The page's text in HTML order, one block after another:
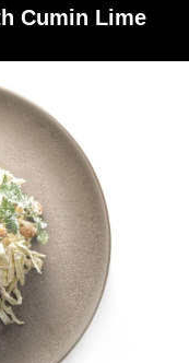
Cumin Lime